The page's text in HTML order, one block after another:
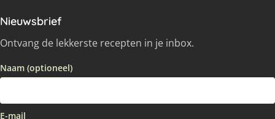
Nieuwsbrief
Ontvang de lekkerste recepten in je inbox.
Naam (optioneel)
E-mail